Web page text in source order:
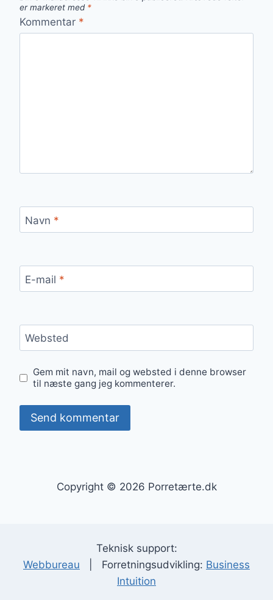
er markeret med *
Kommentar *
Navn *
E-mail *
Websted
Gem mit navn, mail og websted i denne browser
til næste gang jeg kommenterer.
Copyright © 2026 Porretærte.dk
Teknisk support:
Webbureau | Forretningsudvikling: Business
Intuition